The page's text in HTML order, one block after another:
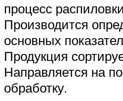
процесс
Производится
основных
Продукция
Направляется на
обработку.